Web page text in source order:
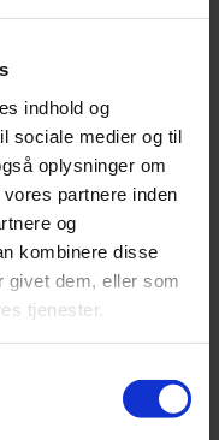
indhold og
sociale medier og til
oplysninger om
partnere inden
og
kombinere disse
givet dem, eller som
tjenester.
dit valg.